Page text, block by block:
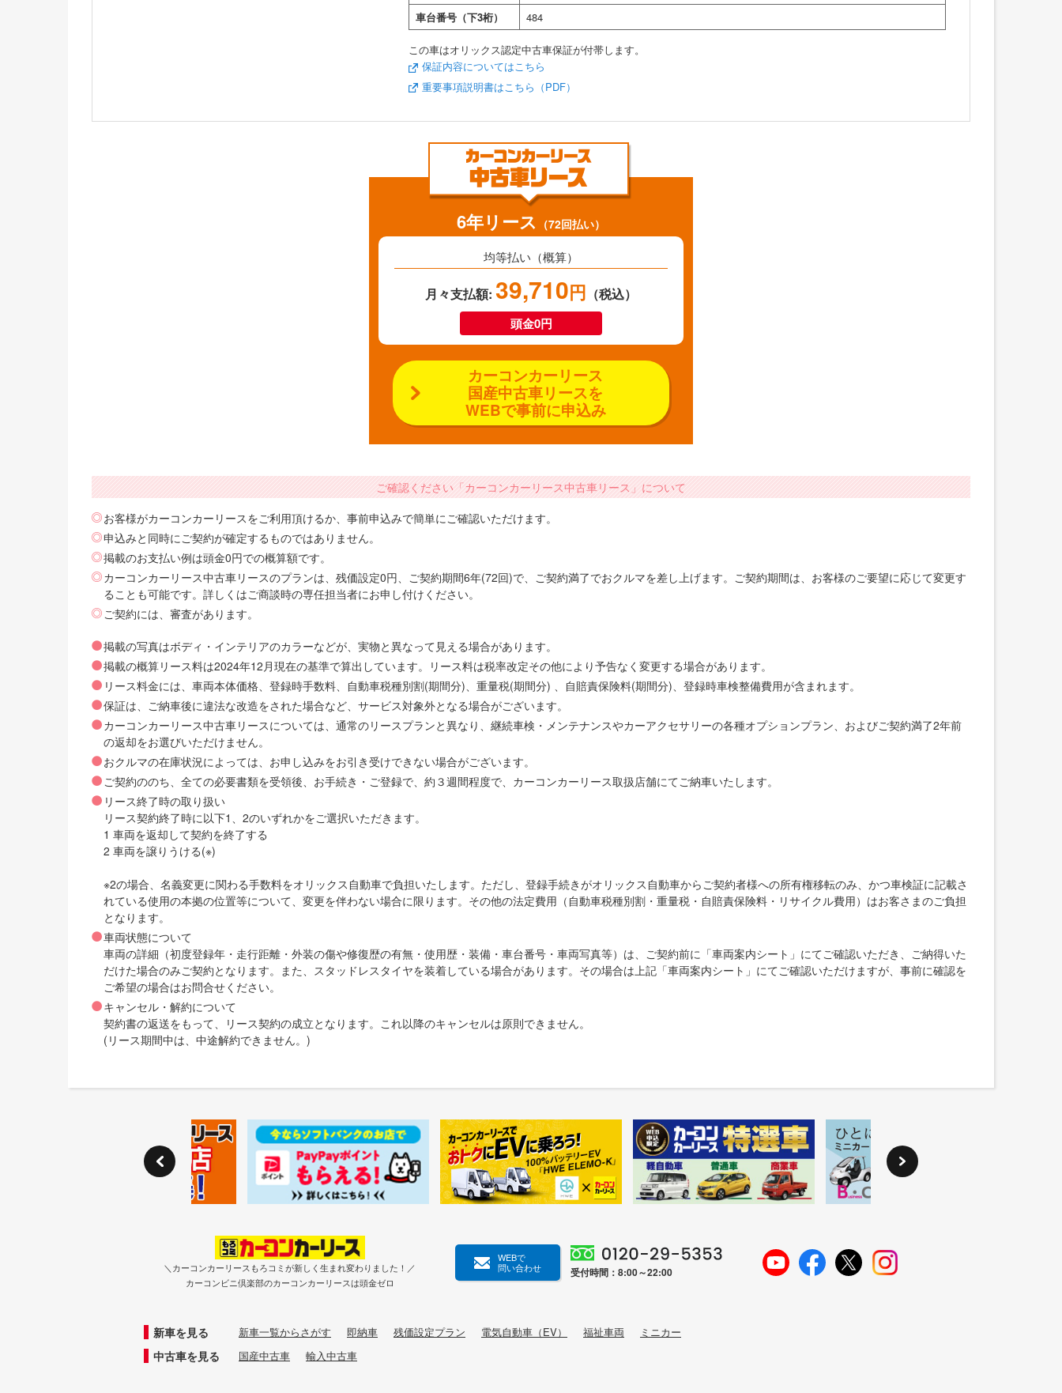
車台番号（下3桁）
484
この車はオリックス認定中古車保証が付帯します。
保証内容についてはこちら
重要事項説明書はこちら（PDF）
6年リース （72回払い）
均等払い（概算）
月々支払額: 39,710円 （税込）
頭金0円
カーコンカーリース
国産中古車リースを
WEBで事前に申込み
ご確認ください「カーコンカーリース中古車リース」について
お客様がカーコンカーリースをご利用頂けるか、事前申込みで簡単にご確認いただけます。
申込みと同時にご契約が確定するものではありません。
掲載のお支払い例は頭金0円での概算額です。
カーコンカーリース中古車リースのプランは、残価設定0円、ご契約期間6年(72回)で、ご契約満了でおクルマを差し上げます。ご契約期間は、お客様のご要望に応じて変更す
ることも可能です。詳しくはご商談時の専任担当者にお申し付けください。
ご契約には、審査があります。
掲載の写真はボディ・インテリアのカラーなどが、実物と異なって見える場合があります。
掲載の概算リース料は2024年12月現在の基準で算出しています。リース料は税率改定その他により予告なく変更する場合があります。
リース料金には、車両本体価格、登録時手数料、自動車税種別割(期間分)、重量税(期間分) 、自賠責保険料(期間分)、登録時車検整備費用が含まれます。
保証は、ご納車後に違法な改造をされた場合など、サービス対象外となる場合がございます。
カーコンカーリース中古車リースについては、通常のリースプランと異なり、継続車検・メンテナンスやカーアクセサリーの各種オプションプラン、およびご契約満了2年前
の返却をお選びいただけません。
おクルマの在庫状況によっては、お申し込みをお引き受けできない場合がございます。
ご契約ののち、全ての必要書類を受領後、お手続き・ご登録で、約３週間程度で、カーコンカーリース取扱店舗にてご納車いたします。
リース終了時の取り扱い
リース契約終了時に以下1、2のいずれかをご選択いただきます。
1 車両を返却して契約を終了する
2 車両を譲りうける(※)
※2の場合、名義変更に関わる手数料をオリックス自動車で負担いたします。ただし、登録手続きがオリックス自動車からご契約者様への所有権移転のみ、かつ車検証に記載さ
れている使用の本拠の位置等について、変更を伴わない場合に限ります。その他の法定費用（自動車税種別割・重量税・自賠責保険料・リサイクル費用）はお客さまのご負担
となります。
車両状態について
車両の詳細（初度登録年・走行距離・外装の傷や修復歴の有無・使用歴・装備・車台番号・車両写真等）は、ご契約前に「車両案内シート」にてご確認いただき、ご納得いた
だけた場合のみご契約となります。また、スタッドレスタイヤを装着している場合があります。その場合は上記「車両案内シート」にてご確認いただけますが、事前に確認を
ご希望の場合はお問合せください。
キャンセル・解約について
契約書の返送をもって、リース契約の成立となります。これ以降のキャンセルは原則できません。
(リース期間中は、中途解約できません。)
＼カーコンカーリースもろコミが新しく生まれ変わりました！／
カーコンビニ倶楽部のカーコンカーリースは頭金ゼロ
WEBで
問い合わせ
受付時間：8:00～22:00
新車を見る 新車一覧からさがす 即納車 残価設定プラン 電気自動車（EV） 福祉車両 ミニカー
中古車を見る 国産中古車 輸入中古車